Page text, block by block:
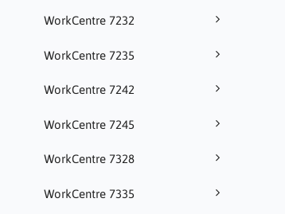
WorkCentre 7232
WorkCentre 7235
WorkCentre 7242
WorkCentre 7245
WorkCentre 7328
WorkCentre 7335